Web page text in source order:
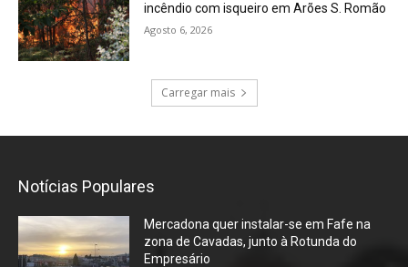
incêndio com isqueiro em Arões S. Romão
Agosto 6, 2026
Carregar mais
Notícias Populares
Mercadona quer instalar-se em Fafe na
zona de Cavadas, junto à Rotunda do
Empresário